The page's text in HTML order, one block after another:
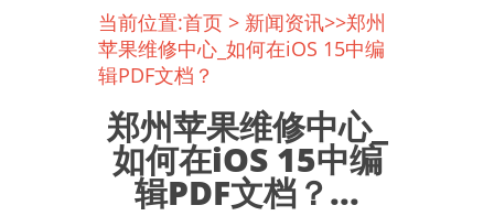
当前位置:首页 > 新闻资讯>>郑州
苹果维修中心_如何在iOS 15中编
辑PDF文档？
郑州苹果维修中心_
如何在iOS 15中编
辑PDF文档？...